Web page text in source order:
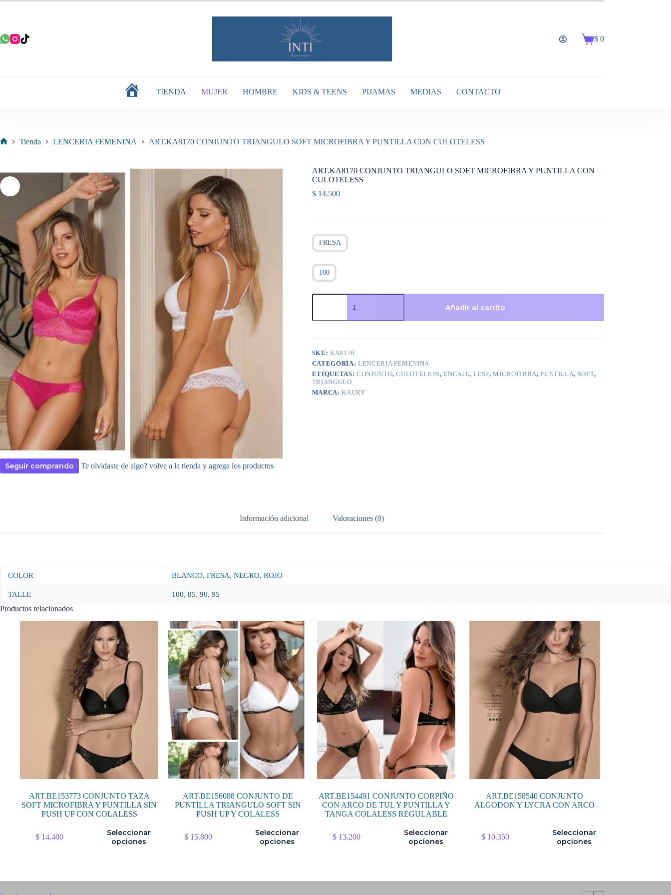
Saltar
Carro
$0
INICIO TIENDA MUJER HOMBRE KIDS & TEENS PIJAMAS MEDIAS CONTACTO
Tienda LENCERIA FEMENINA ART.KA8170 CONJUNTO TRIANGULO SOFT MICROFIBRA Y PUNTILLA CON CULOTELESS
ART.KA8170 CONJUNTO TRIANGULO SOFT MICROFIBRA Y PUNTILLA CON
CULOTELESS
$14.500
FRESA
100
ART.KA8170
SOFT
Y
CON
CULOTELESS
cantidad
Añadir al carrito
SKU:KA8170
CATEGORÍA: LENCERIA FEMENINA
ETIQUETAS: CONJUNTO,CULOTELESS,ENCAJE, LESS,MICROFIBRA,PUNTILLA, SOFT,
TRIANGULO
MARCA:KAURY
Seguir comprando Te olvidaste de algo? volve a la tienda y agrega los productos
Información adicional Valoraciones (0)
COLOR BLANCO, FRESA, NEGRO, ROJO
TALLE 100, 85, 90, 95
Productos relacionados
ART.BE153773 CONJUNTO TAZA
SOFT MICROFIBRA Y PUNTILLA SIN
PUSH UP CON COLALESS
$ 14.400
Seleccionar
opciones
producto
opciones
se
ART.BE156088 CONJUNTO DE
PUNTILLA TRIANGULO SOFT SIN
PUSH UP Y COLALESS
$15.800
Seleccionar
opciones
producto
opciones
ART.BE154491 CONJUNTO CORPIÑO
CON ARCO DE TUL Y PUNTILLA Y
TANGA COLALESS REGULABLE
$ 13.200
Seleccionar
opciones
producto
opciones
ART.BE158540 CONJUNTO
ALGODON Y LYCRA CON ARCO
$10.350
Seleccionar
opciones
producto
opciones